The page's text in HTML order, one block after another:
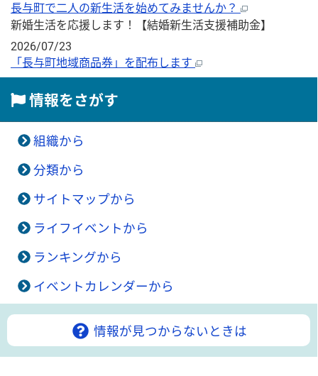
長与町で二人の新生活を始めてみませんか？
新婚生活を応援します！【結婚新生活支援補助金】
2026/07/23
「長与町地域商品券」を配布します
情報をさがす
組織から
分類から
サイトマップから
ライフイベントから
ランキングから
イベントカレンダーから
情報が見つからないときは